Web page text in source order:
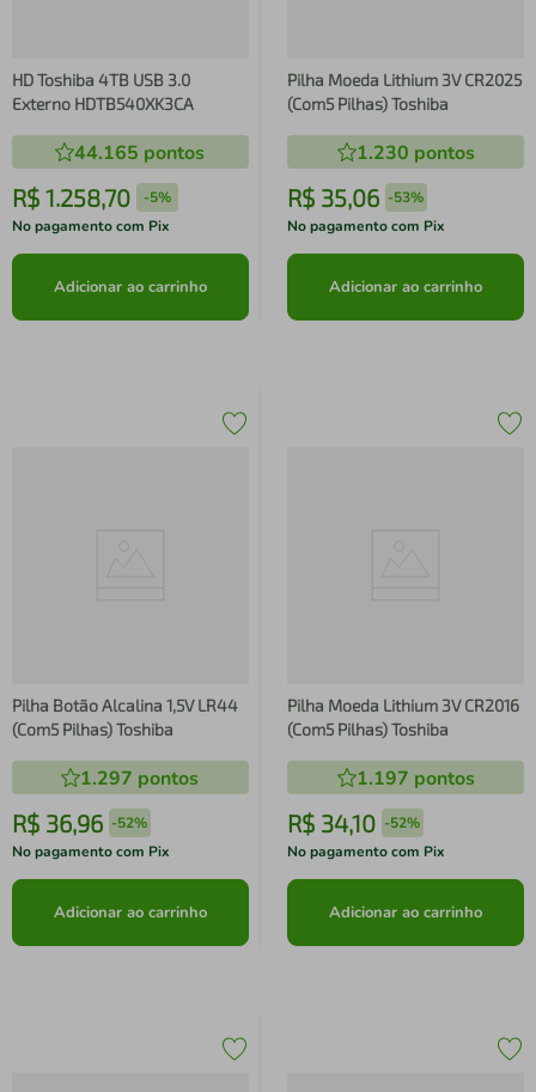
HD Toshiba 4TB USB 3.0
Externo HDTB540XK3CA
44.165 pontos
R$ 1.258,70 -5%
No pagamento com Pix
Adicionar ao carrinho
Pilha Moeda Lithium 3V CR2025
(Com5 Pilhas) Toshiba
1.230 pontos
R$ 35,06 -53%
No pagamento com Pix
Adicionar ao carrinho
Pilha Botão Alcalina 1,5V LR44
(Com5 Pilhas) Toshiba
1.297 pontos
R$ 36,96 -52%
No pagamento com Pix
Adicionar ao carrinho
Pilha Moeda Lithium 3V CR2016
(Com5 Pilhas) Toshiba
1.197 pontos
R$ 34,10 -52%
No pagamento com Pix
Adicionar ao carrinho